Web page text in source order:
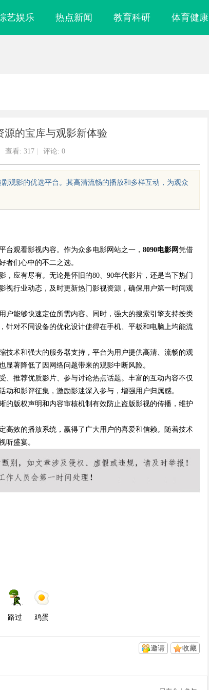
艺娱乐 热点新闻 教育科研 体育健康
源的宝库与观影新体验
查看: 317 评论: 0
观影的优选平台。其高清流畅的播放和多样互动，为观众
台观看影视内容。作为众多电影网站之一， 8090电影网凭借
者们心中的不二之选。
应有尽有。无论是怀旧的80、90年代影片，还是当下热门
视行业动态，及时更新热门影视资源，确保用户第一时间观
户能够快速定位所需内容。同时，强大的搜索引擎支持按类
针对不同设备的优化设计使得在手机、平板和电脑上均能流
技术和强大的服务器支持，平台为用户提供高清、流畅的观
著降低了因网络问题带来的观影中断风险。
、推荐优质影片、参与讨论热点话题。丰富的互动内容不仅
和影评征集，激励影迷深入参与，增强用户归属感。
的版权声明和内容审核机制有效防止盗版影视的传播，维护
高效的播放系统，赢得了广大用户的喜爱和信赖。随着技术
听盛宴。
路过 鸡蛋
收藏
邀请